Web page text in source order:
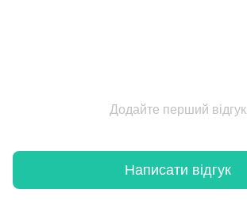
Додайте перший відгук
Написати відгук